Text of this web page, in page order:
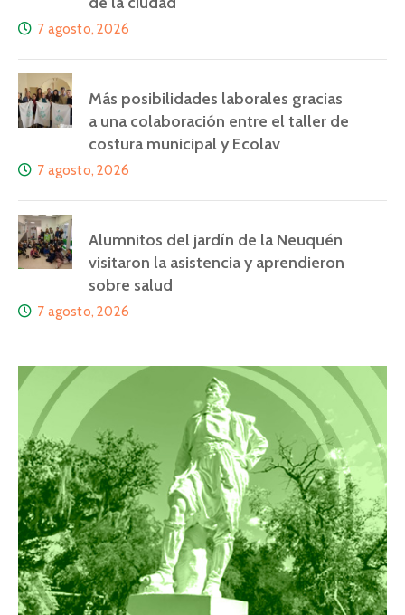
7 agosto, 2026
Más posibilidades laborales gracias
a una colaboración entre el taller de
costura municipal y Ecolav
7 agosto, 2026
Alumnitos del jardín de la Neuquén
visitaron la asistencia y aprendieron
sobre salud
7 agosto, 2026